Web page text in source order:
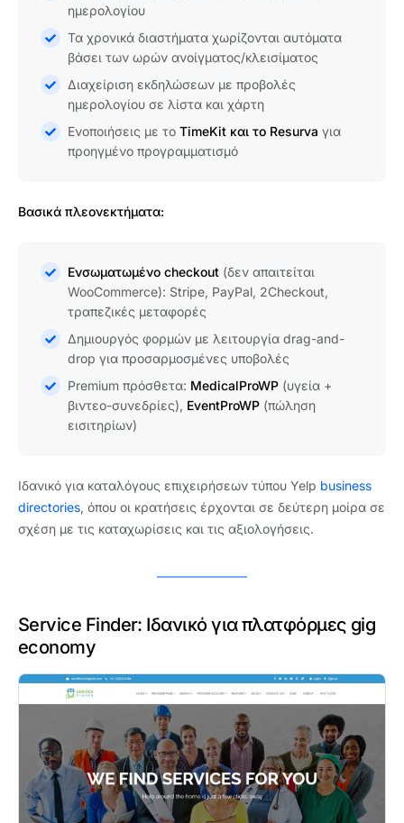
ημερολογίου
Τα χρονικά διαστήματα χωρίζονται αυτόματα
βάσει των ωρών ανοίγματος/κλεισίματος
Διαχείριση εκδηλώσεων με προβολές
ημερολογίου σε λίστα και χάρτη
Ενοποιήσεις με το TimeKit και το Resurva για
προηγμένο προγραμματισμό
Βασικά πλεονεκτήματα:
Ενσωματωμένο checkout (δεν απαιτείται
WooCommerce): Stripe, PayPal, 2Checkout,
τραπεζικές μεταφορές
Δημιουργός φορμών με λειτουργία drag-and-
drop για προσαρμοσμένες υποβολές
Premium πρόσθετα: MedicalProWP (υγεία +
βιντεο-συνεδρίες), EventProWP (πώληση
εισιτηρίων)
Ιδανικό για καταλόγους επιχειρήσεων τύπου Yelp business
directories, όπου οι κρατήσεις έρχονται σε δεύτερη μοίρα σε
σχέση με τις καταχωρίσεις και τις αξιολογήσεις.
Service Finder: Ιδανικό για πλατφόρμες gig
economy